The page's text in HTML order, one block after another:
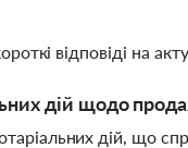
відповіді на
дій щодо
дій, що